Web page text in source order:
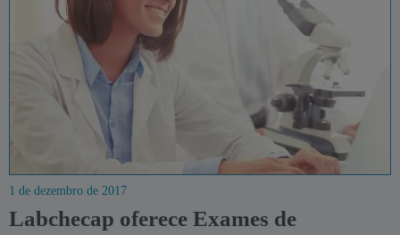
1 de dezembro de 2017
Labchecap oferece Exames de